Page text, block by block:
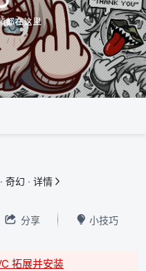
· 奇幻 · 详情 
 分享  小技巧
拓展并安装